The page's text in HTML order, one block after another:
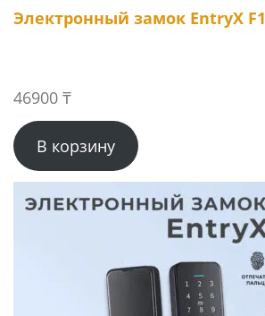
Электронный замок EntryX F1
46900 ₸
В корзину